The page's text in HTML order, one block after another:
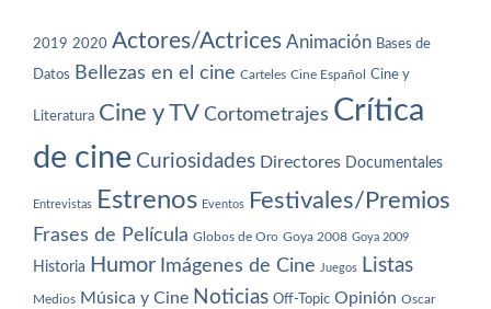
2019 2020 Actores/Actrices Animación Bases de
Datos Bellezas en el cine Carteles Cine Español Cine y
Literatura Cine y TV Cortometrajes Crítica
de cine Curiosidades Directores Documentales
Entrevistas Estrenos Eventos Festivales/Premios
Frases de Película Globos de Oro Goya 2008 Goya 2009
Historia Humor Imágenes de Cine Juegos Listas
Medios Música y Cine Noticias Off-Topic Opinión Oscar